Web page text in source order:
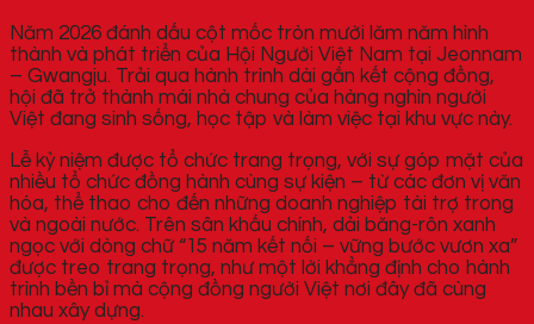
Năm 2026 đánh dấu cột mốc tròn mười lăm năm hình
thành và phát triển của Hội Người Việt Nam tại Jeonnam
– Gwangju. Trải qua hành trình dài gắn kết cộng đồng,
hội đã trở thành mái nhà chung của hàng nghìn người
Việt đang sinh sống, học tập và làm việc tại khu vực này.
Lễ kỷ niệm được tổ chức trang trọng, với sự góp mặt của
nhiều tổ chức đồng hành cùng sự kiện – từ các đơn vị văn
hóa, thể thao cho đến những doanh nghiệp tài trợ trong
và ngoài nước. Trên sân khấu chính, dải băng-rôn xanh
ngọc với dòng chữ “15 năm kết nối – vững bước vươn xa”
được treo trang trọng, như một lời khẳng định cho hành
trình bền bỉ mà cộng đồng người Việt nơi đây đã cùng
nhau xây dựng.